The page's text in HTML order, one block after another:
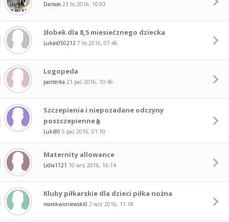
Darwas 23 lis 2016, 10:02
żłobek dla 8,5 miesiećznego dziecka
Lukas050212 7 lis 2016, 07:46
Logopeda
panterka 21 paź 2016, 10:46
Szczepienia i niepozadane odczyny
poszczepienne
Luki80 5 paź 2016, 01:10
Maternity allowance
Lidia1121 10 wrz 2016, 16:14
Kluby piłkarskie dla dzieci piłka nożna
marekwisniewski0 2 wrz 2016, 11:18